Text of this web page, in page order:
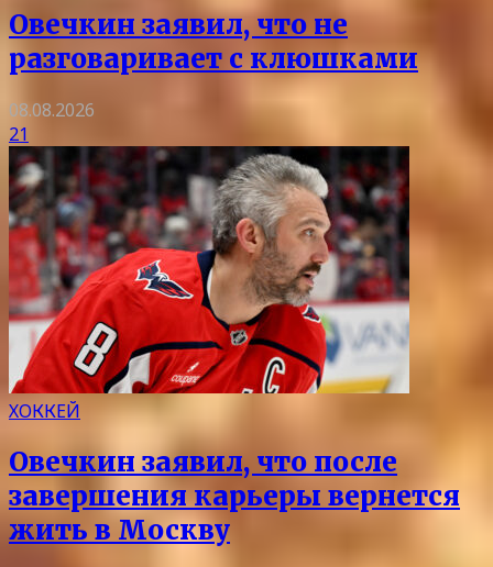
Овечкин заявил, что не
разговаривает с клюшками
08.08.2026
21
ХОККЕЙ
Овечкин заявил, что после
завершения карьеры вернется
жить в Москву